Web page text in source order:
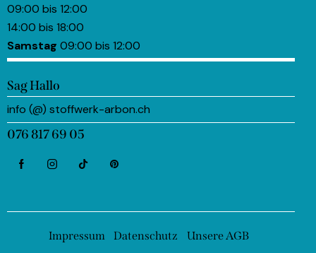
09:00 bis 12:00
14:00 bis 18:00
Samstag 09:00 bis 12:00
Sag Hallo
info (@) stoffwerk-arbon.ch
076 817 69 05
Impressum Datenschutz Unsere AGB